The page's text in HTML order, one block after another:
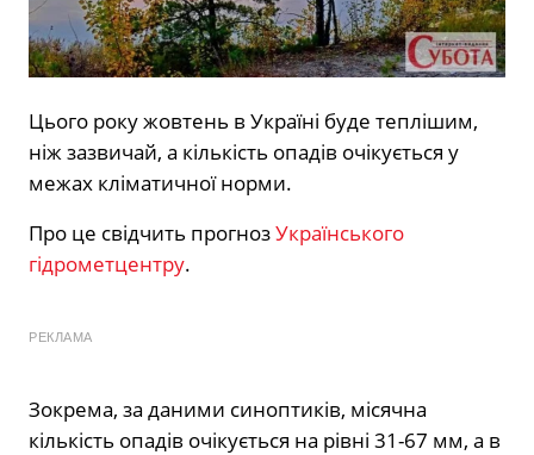
Цього року жовтень в Україні буде теплішим,
ніж зазвичай, а кількість опадів очікується у
межах кліматичної норми.
Про це свідчить прогнозУкраїнського
гідрометцентру.
РЕКЛАМА
Зокрема, за даними синоптиків, місячна
кількість опадів очікується на рівні 31-67 мм, а в